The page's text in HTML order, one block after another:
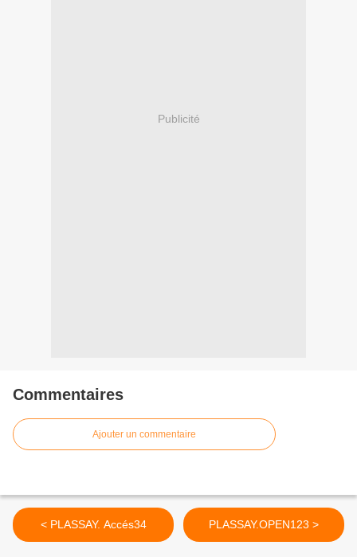
Publicité
Commentaires
Ajouter un commentaire
< PLASSAY. Accés34 PLASSAY.OPEN123 >